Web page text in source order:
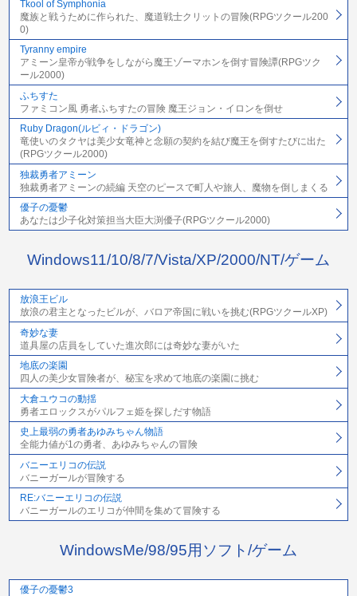
Tkool of Symphonia
魔族と戦うために作られた、魔道戦士クリットの冒険(RPGツクール200
0)
Tyranny empire
アミーン皇帝が戦争をしながら魔王ゾーマホンを倒す冒険譚(RPGツク
ール2000)
ふちすた
ファミコン風 勇者ふちすたの冒険 魔王ジョン・イロンを倒せ
Ruby Dragon(ルビィ・ドラゴン)
竜使いのタクヤは美少女竜神と念願の契約を結び魔王を倒すたびに出た
(RPGツクール2000)
独裁勇者アミーン
独裁勇者アミーンの続編 天空のピースで町人や旅人、魔物を倒しまくる
優子の憂鬱
あなたは少子化対策担当大臣大渕優子(RPGツクール2000)
Windows11/10/8/7/Vista/XP/2000/NT/ゲーム
放浪王ビル
放浪の君主となったビルが、バロア帝国に戦いを挑む(RPGツクールXP)
奇妙な妻
道具屋の店員をしていた進次郎には奇妙な妻がいた
地底の楽園
四人の美少女冒険者が、秘宝を求めて地底の楽園に挑む
大倉ユウコの動揺
勇者エロックスがパルフェ姫を探しだす物語
史上最弱の勇者あゆみちゃん物語
全能力値が1の勇者、あゆみちゃんの冒険
バニーエリコの伝説
バニーガールが冒険する
RE:バニーエリコの伝説
バニーガールのエリコが仲間を集めて冒険する
WindowsMe/98/95用ソフト/ゲーム
優子の憂鬱3